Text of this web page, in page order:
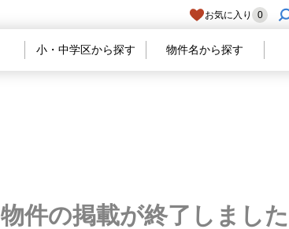
お気に入り 0
小・中学区から探す 物件名から探す
物件の掲載が終了しました